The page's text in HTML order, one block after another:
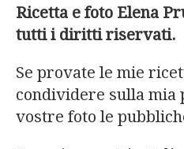
Ricetta e foto Elena
tutti i diritti riservati.
Se provate le mie
condividere sulla mia
vostre foto le